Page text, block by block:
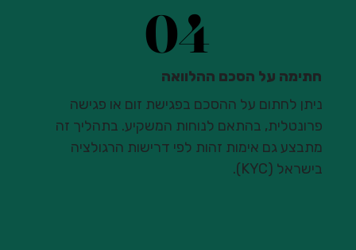
04
04
חתימה על הסכם ההלוואה
ניתן לחתום על ההסכם בפגישת זום או פגישה
פרונטלית, בהתאם לנוחות המשקיע. בתהליך זה
מתבצע גם אימות זהות לפי דרישות הרגולציה
בישראל (KYC).